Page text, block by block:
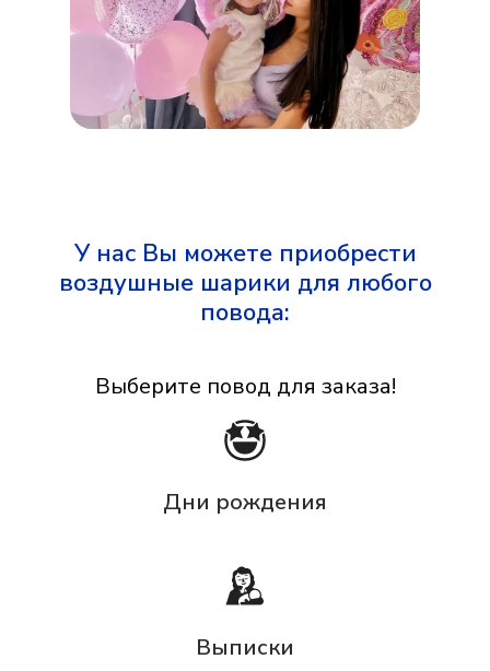
У нас Вы можете приобрести
воздушные шарики для любого
повода:
Выберите повод для заказа!
Дни рождения
Выписки